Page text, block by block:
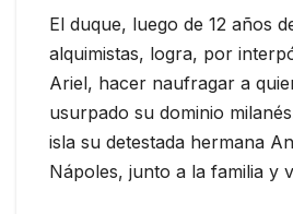
El duque, luego de 12 años
alquimistas, logra, por
Ariel, hacer naufragar a
usurpado su dominio
isla su detestada hermana
Nápoles, junto a la familia y